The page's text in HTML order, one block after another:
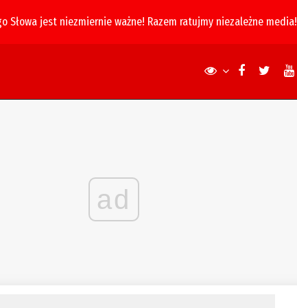
Słowa jest niezmiernie ważne! Razem ratujmy niezależne media!
ad